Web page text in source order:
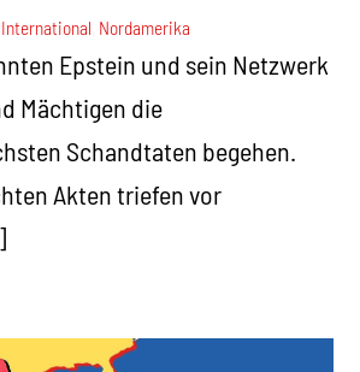
International Nordamerika
Epstein und sein Netzwerk
Mächtigen die
Schandtaten begehen.
Akten triefen vor